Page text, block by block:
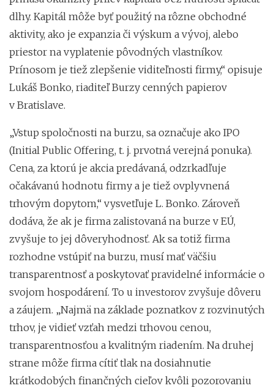
dlhy. Kapitál môže byť použitý na rôzne obchodné
aktivity, ako je expanzia či výskum a vývoj, alebo
priestor na vyplatenie pôvodných vlastníkov.
Prínosom je tiež zlepšenie viditeľnosti firmy,“ opisuje
Lukáš Bonko, riaditeľ Burzy cenných papierov
v Bratislave.
„Vstup spoločnosti na burzu, sa označuje ako IPO
(Initial Public Offering, t. j. prvotná verejná ponuka).
Cena, za ktorú je akcia predávaná, odzrkadľuje
očakávanú hodnotu firmy a je tiež ovplyvnená
trhovým dopytom,“ vysvetľuje L. Bonko. Zároveň
dodáva, že ak je firma zalistovaná na burze v EÚ,
zvyšuje to jej dôveryhodnosť. Ak sa totiž firma
rozhodne vstúpiť na burzu, musí mať väčšiu
transparentnosť a poskytovať pravidelné informácie o
svojom hospodárení. To u investorov zvyšuje dôveru
a záujem. „Najmä na základe poznatkov z rozvinutých
trhov, je vidieť vzťah medzi trhovou cenou,
transparentnosťou a kvalitným riadením. Na druhej
strane môže firma cítiť tlak na dosiahnutie
krátkodobých finančných cieľov kvôli pozorovaniu